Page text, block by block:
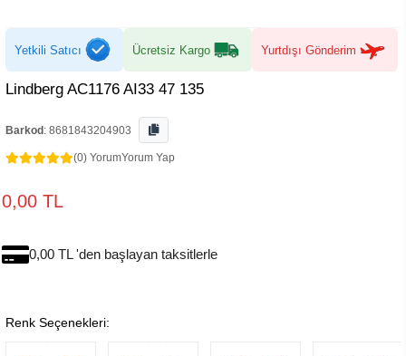
Yetkili Satıcı Ücretsiz Kargo Yurtdışı Gönderim
Lindberg AC1176 AI33 47 135
Barkod : 8681843204903
(0) YorumYorum Yap
0,00 TL
0,00 TL 'den başlayan taksitlerle
Renk Seçenekleri: